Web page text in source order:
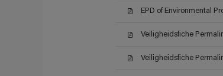
EPD of Environmental
Veiligheidsfiche
Veiligheidsfiche